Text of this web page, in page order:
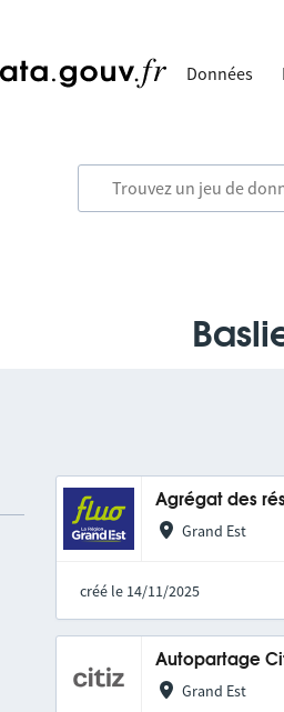
Données
Agrégat des
Grand Est
créé le 14/11/2025
Autopartage
Grand Est